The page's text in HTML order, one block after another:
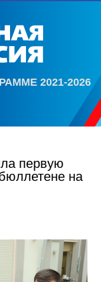
2021-2026
первую
на